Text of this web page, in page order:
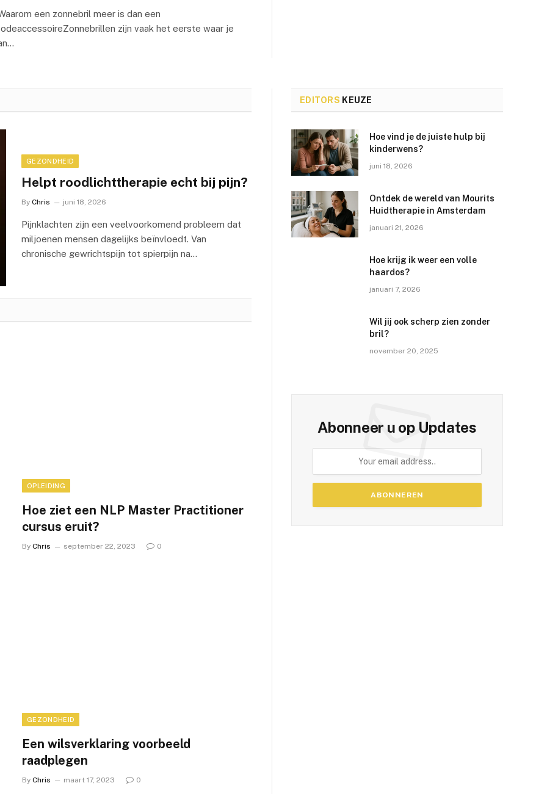
een zonnebril meer is dan een
zijn vaak het eerste waar je
GEZONDHEID
Helpt roodlichttherapie echt bij pijn?
By Chris juni 18, 2026
Pijnklachten zijn een veelvoorkomend probleem dat
miljoenen mensen dagelijks beïnvloedt. Van
chronische gewrichtspijn tot spierpijn na…
OPLEIDING
Hoe ziet een NLP Master Practitioner
cursus eruit?
By Chris september 22, 2023 0
GEZONDHEID
Een wilsverklaring voorbeeld
raadplegen
By Chris maart 17, 2023 0
EDITORS KEUZE
Hoe vind je de juiste hulp bij
kinderwens?
juni 18, 2026
Ontdek de wereld van Mourits
Huidtherapie in Amsterdam
januari 21, 2026
Hoe krijg ik weer een volle
haardos?
januari 7, 2026
Wil jij ook scherp zien zonder
bril?
november 20, 2025
Abonneer u op Updates